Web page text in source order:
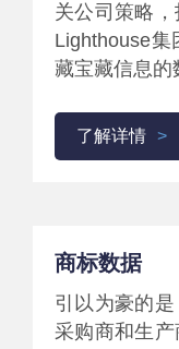
关公司策略，
Lighthouse
藏宝藏信息的
了解详情
商标数据
引以为豪的
采购商和生